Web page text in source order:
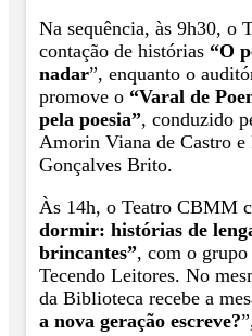
Na sequência, às 9h30, o
contação de histórias “O
nadar”, enquanto o
promove o “Varal de
pela poesia”, conduzido
Amorin Viana de Castro
Gonçalves Brito.
Às 14h, o Teatro CBMM
dormir: histórias de
brincantes”, com o grupo
Tecendo Leitores. No
da Biblioteca recebe a
a nova geração escreve?